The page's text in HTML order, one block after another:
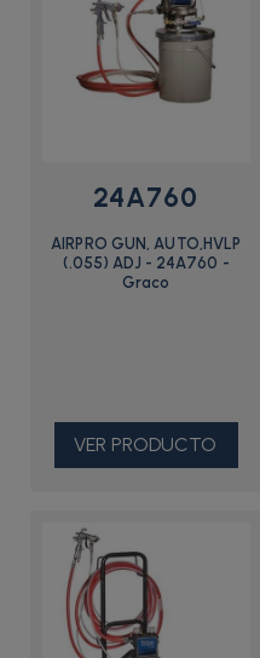
24A760
AIRPRO GUN, AUTO,HVLP
(.055) ADJ - 24A760 -
Graco
VER PRODUCTO